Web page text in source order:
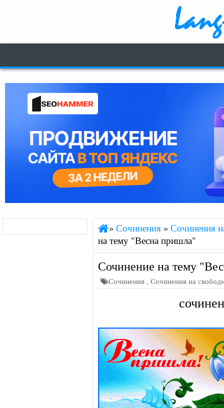
» Сочинения » Сочинения
на тему "Весна пришла"
Сочинение на тему
Сочинения , Сочинения на